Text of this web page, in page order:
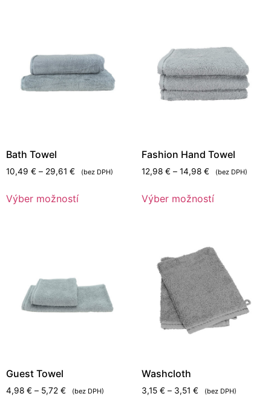
Bath Towel
10,49 € – 29,61 € (bez DPH)
Výber možností
Fashion Hand Towel
12,98 € – 14,98 € (bez DPH)
Výber možností
Guest Towel
4,98 € – 5,72 € (bez DPH)
Washcloth
3,15 € – 3,51 € (bez DPH)